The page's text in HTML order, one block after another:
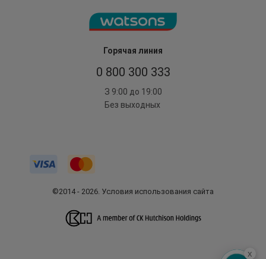
Горячая линия
0 800 300 333
З 9:00 до 19:00
Без выходных
©2014 - 2026. Условия использования сайта
x